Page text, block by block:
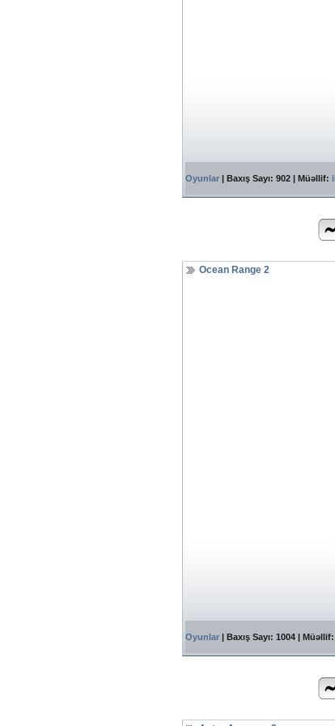
Oyunlar | Baxış Sayı: 902 | Müəllif:
Ocean Range 2
Oyunlar | Baxış Sayı: 1004 | Müəllif: